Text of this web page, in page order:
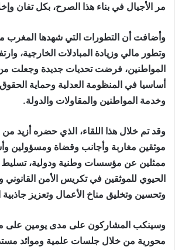
مر الأجيال في بناء هذا الصرح، بكل تفان
وأضافت أن التطورات التي شهدها المغرب
وتطور مالي وزيادة المبادلات الخارجية،
المواطنين، فرضت تحديات جديدة وجعلت من
أساسيا في المنظومة العدلية وحماية
وخدمة المواطنين والمقاولات والدولة.
موثقين مغاربة وأجانب وقضاة ومسؤولين
ممثلين عن مؤسسات وطنية ودولية، تسليط
الحيوي للموثقين في تكريس الأمن القانوني
وتحسين وتخليق مناخ الأعمال وتعزيز جاذبية
وسينكب المشاركون على مدى يومين على
محورية من خلال جلسات علمية وموائد